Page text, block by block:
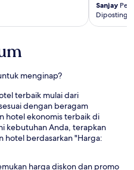
Sanjay
Diposting
menginap?
terbaik mulai dari
dengan beragam
hotel ekonomis terbaik di
kebutuhan Anda, terapkan
hotel berdasarkan "Harga:
harga diskon dan promo